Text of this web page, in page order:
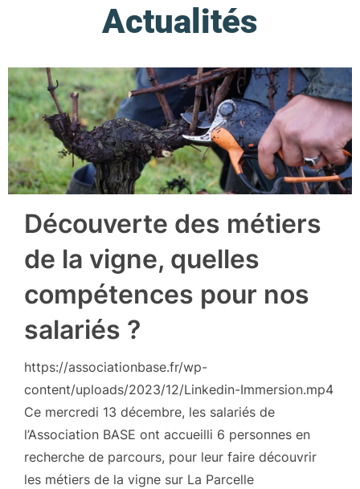
Actualités
Découverte des métiers
de la vigne, quelles
compétences pour nos
salariés ?
https://associationbase.fr/wp-
content/uploads/2023/12/Linkedin-Immersion.mp4
Ce mercredi 13 décembre, les salariés de
l’Association BASE ont accueilli 6 personnes en
recherche de parcours, pour leur faire découvrir
les métiers de la vigne sur La Parcelle